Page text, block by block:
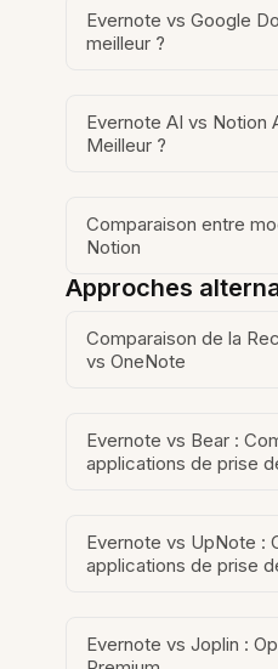
Evernote vs Google
meilleur ?
Evernote AI vs Notion
Meilleur ?
Comparaison entre
Notion
Approches
Comparaison de la
vs OneNote
Evernote vs Bear :
applications de prise
Evernote vs UpNote :
applications de prise
Evernote vs Joplin :